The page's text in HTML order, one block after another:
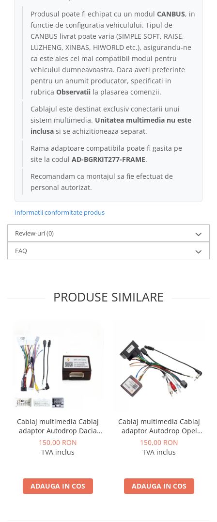
Produsul poate fi echipat cu un modul CANBUS, in
functie de configuratia vehiculului. Tipul de
CANBUS livrat poate varia (SIMPLE SOFT, RAISE,
LUZHENG, XINBAS, HIWORLD etc.), asigurandu-ne
ca este ales cel mai compatibil modul pentru
vehiculul dumneavoastra. Daca aveti preferinte
pentru un anumit producator, specificati in
rubrica Observatii la plasarea comenzii.
Cablajul este destinat exclusiv conectarii unui
sistem multimedia. Unitatea multimedia nu este
inclusa si se achizitioneaza separat.
Rama adaptoare compatibila poate fi gasita pe
site la codul AD-BGRKIT277-FRAME.
Recomandam ca montajul sa fie efectuat de
personal autorizat.
Informatii conformitate produs
Review-uri(0)
FAQ
PRODUSE SIMILARE
Cablaj multimedia Cablaj
adaptor Autodrop Dacia
Logan / Sandero pentru
Navigatii multimedia
150,00 RON
TVA inclus
ADAUGA IN COS
Cablaj multimedia Cablaj
adaptor Autodrop Opel
pentru Navigatii
multimedia Android
150,00 RON
TVA inclus
ADAUGA IN COS